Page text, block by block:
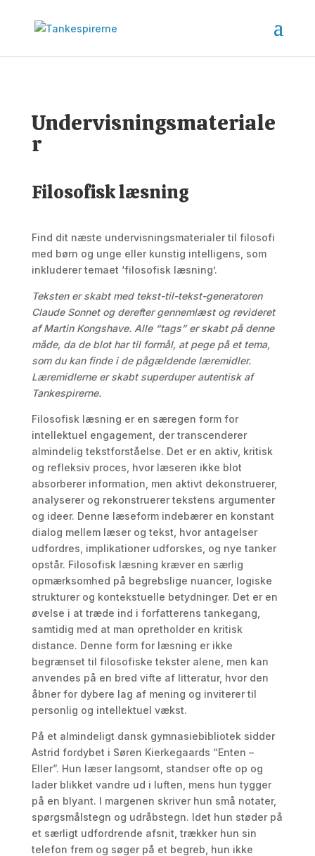
Undervisningsmateriale
r
Filosofisk læsning
Find dit næste undervisningsmaterialer til filosofi
med børn og unge eller kunstig intelligens, som
inkluderer temaet ‘filosofisk læsning’.
Teksten er skabt med tekst-til-tekst-generatoren
Claude Sonnet og derefter gennemlæst og revideret
af Martin Kongshave. Alle “tags” er skabt på denne
måde, da de blot har til formål, at pege på et tema,
som du kan finde i de pågældende læremidler.
Læremidlerne er skabt superduper autentisk af
Tankespirerne.
Filosofisk læsning er en særegen form for
intellektuel engagement, der transcenderer
almindelig tekstforståelse. Det er en aktiv, kritisk
og refleksiv proces, hvor læseren ikke blot
absorberer information, men aktivt dekonstruerer,
analyserer og rekonstruerer tekstens argumenter
og ideer. Denne læseform indebærer en konstant
dialog mellem læser og tekst, hvor antagelser
udfordres, implikationer udforskes, og nye tanker
opstår. Filosofisk læsning kræver en særlig
opmærksomhed på begrebslige nuancer, logiske
strukturer og kontekstuelle betydninger. Det er en
øvelse i at træde ind i forfatterens tankegang,
samtidig med at man opretholder en kritisk
distance. Denne form for læsning er ikke
begrænset til filosofiske tekster alene, men kan
anvendes på en bred vifte af litteratur, hvor den
åbner for dybere lag af mening og inviterer til
personlig og intellektuel vækst.
På et almindeligt dansk gymnasiebibliotek sidder
Astrid fordybet i Søren Kierkegaards “Enten –
Eller”. Hun læser langsomt, standser ofte op og
lader blikket vandre ud i luften, mens hun tygger
på en blyant. I margenen skriver hun små notater,
spørgsmålstegn og udråbstegn. Idet hun støder på
et særligt udfordrende afsnit, trækker hun sin
telefon frem og søger på et begreb, hun ikke